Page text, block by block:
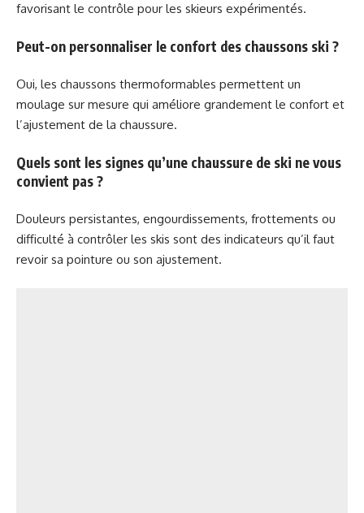
favorisant le contrôle pour les skieurs expérimentés.
Peut-on personnaliser le confort des chaussons ski ?
Oui, les chaussons thermoformables permettent un
moulage sur mesure qui améliore grandement le confort et
l’ajustement de la chaussure.
Quels sont les signes qu’une chaussure de ski ne vous
convient pas ?
Douleurs persistantes, engourdissements, frottements ou
difficulté à contrôler les skis sont des indicateurs qu’il faut
revoir sa pointure ou son ajustement.